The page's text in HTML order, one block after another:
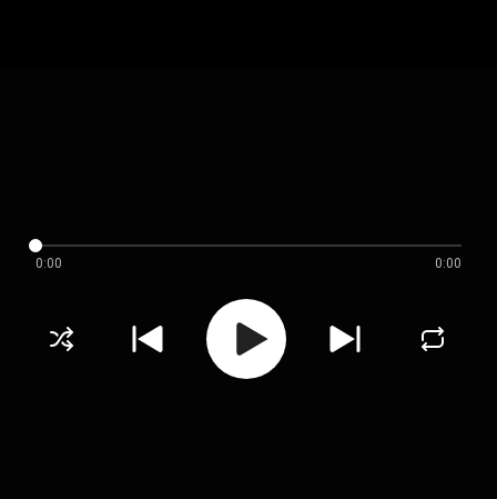
0:00 0:00